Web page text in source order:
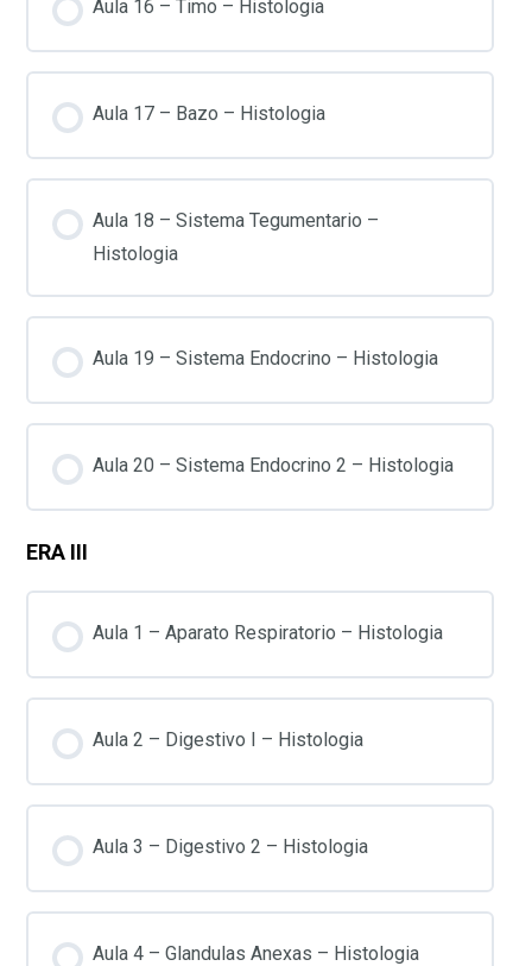
Aula 16 – Timo – Histologia
Aula 17 – Bazo – Histologia
Aula 18 – Sistema Tegumentario –
Histologia
Aula 19 – Sistema Endocrino – Histologia
Aula 20 – Sistema Endocrino 2 – Histologia
ERA III
Aula 1 – Aparato Respiratorio – Histologia
Aula 2 – Digestivo I – Histologia
Aula 3 – Digestivo 2 – Histologia
Aula 4 – Glandulas Anexas – Histologia